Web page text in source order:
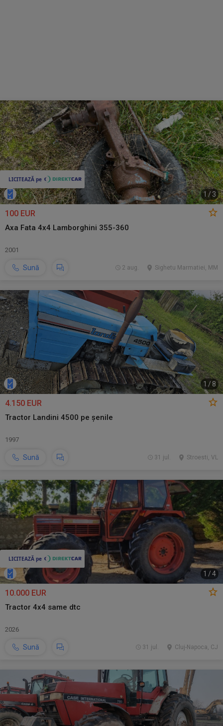
1 /3
100 EUR
Axa Fata 4x4 Lamborghini 355-360
2001
Sună Sighetu Marmatiei, MM
2 aug.
1 /8
4.150 EUR
Tractor Landini 4500 pe șenile
1997
Sună Stroesti, VL
31 jul.
1 /4
10.000 EUR
Tractor 4x4 same dtc
2026
Sună Cluj-Napoca, CJ
31 jul.